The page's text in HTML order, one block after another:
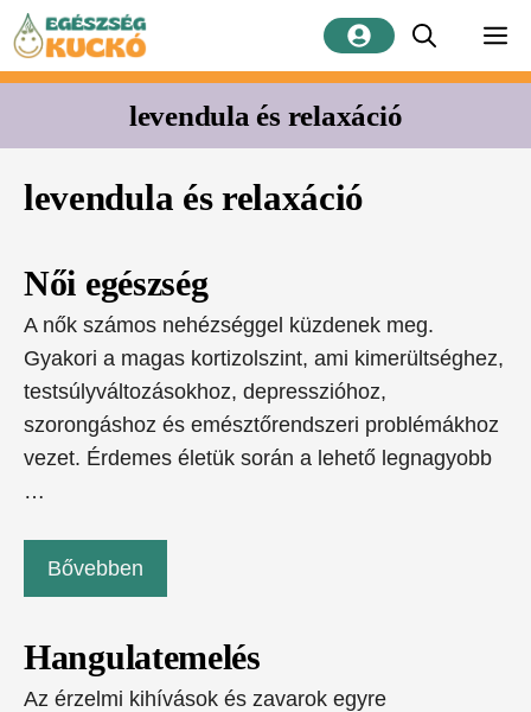
Kilépés
tartalomba
levendula és relaxáció
levendula és relaxáció
Női egészség
A nők számos nehézséggel küzdenek meg.
Gyakori a magas kortizolszint, ami kimerültséghez,
testsúlyváltozásokhoz, depresszióhoz,
szorongáshoz és emésztőrendszeri problémákhoz
vezet. Érdemes életük során a lehető legnagyobb
…
Bővebben
Hangulatemelés
Az érzelmi kihívások és zavarok egyre